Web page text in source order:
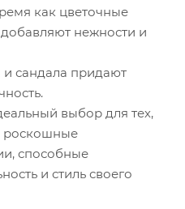
как цветочные
нежности и
сандала придают
выбор для тех,
роскошные
способные
и стиль своего